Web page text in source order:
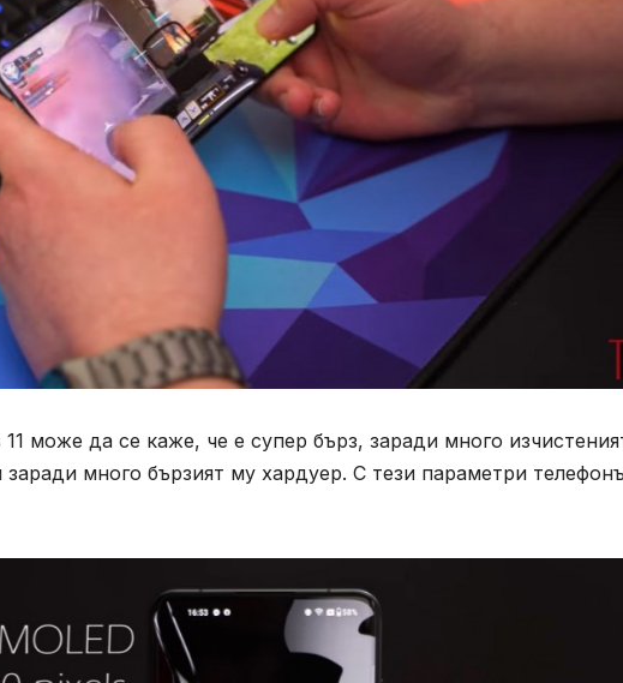
може да се каже, че е супер бърз, заради много
много бързият му хардуер. С тези параметри